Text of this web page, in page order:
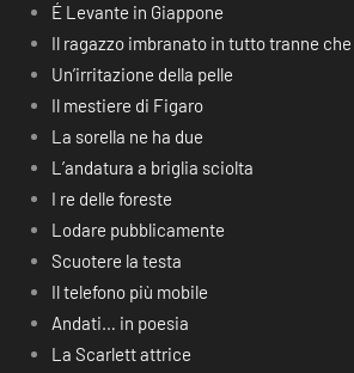
É Levante in Giappone
Il ragazzo imbranato in tutto tranne
Un’irritazione della pelle
Il mestiere di Figaro
La sorella ne ha due
L’andatura a briglia sciolta
I re delle foreste
Lodare pubblicamente
Scuotere la testa
Il telefono più mobile
Andati… in poesia
La Scarlett attrice